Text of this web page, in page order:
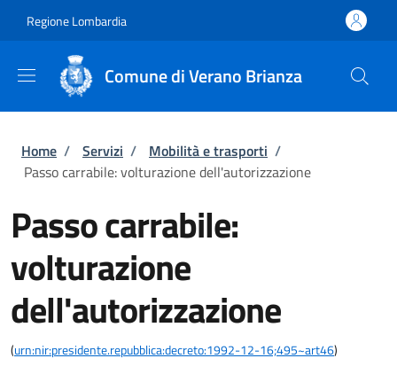
Regione Lombardia
Comune di Verano Brianza
Briciole di pane
Home / Servizi / Mobilità e trasporti /
Passo carrabile: volturazione dell'autorizzazione
Passo carrabile:
volturazione
dell'autorizzazione
(urn:nir:presidente.repubblica:decreto:1992-12-16;495~art46)